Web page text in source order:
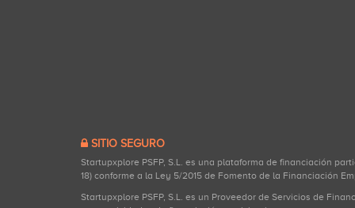
SITIO SEGURO
Startupxplore PSFP, S.L. es una plataforma de financiación
18) conforme a la Ley 5/2015 de Fomento de la Financiación
Startupxplore PSFP, S.L. es un Proveedor de Servicios de